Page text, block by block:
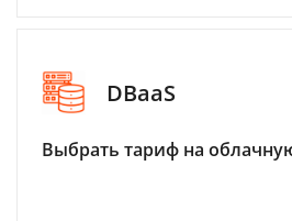
DBaaS
Выбрать тариф на